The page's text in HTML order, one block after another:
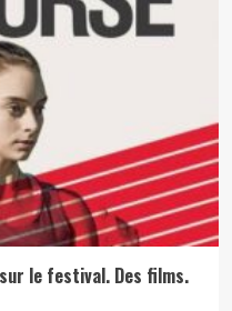
le festival. Des films.